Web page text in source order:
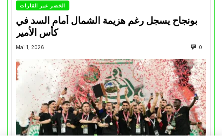
الخضر عبر القارات
بونجاح يسجل رغم هزيمة الشمال أمام السد في
كأس الأمير
Mai 1, 2026 0